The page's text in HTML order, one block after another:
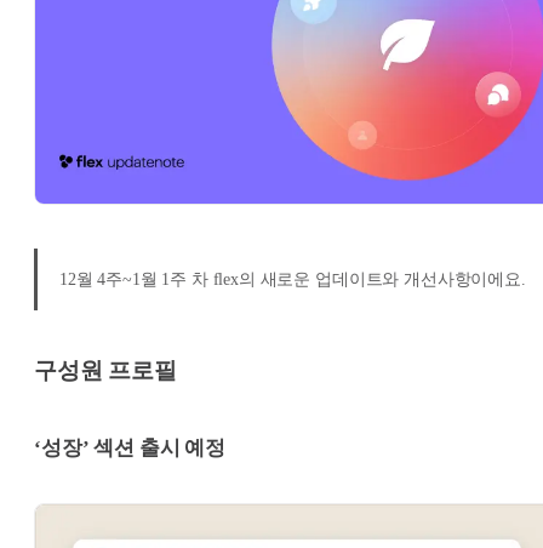
12월 4주~1월 1주 차 flex의 새로운 업데이트와 개선사항이에요.
구성원 프로필
‘성장’ 섹션 출시 예정